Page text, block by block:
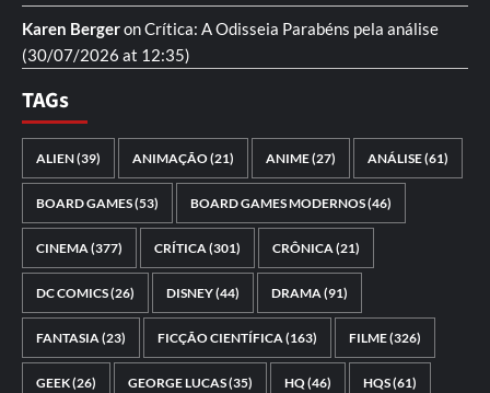
Karen BergeronCrítica: A Odisseia Parabéns pela análise
(30/07/2026 at 12:35)
TAGs
ALIEN(39) ANIMAÇÃO(21) ANIME(27) ANÁLISE(61)
BOARD GAMES(53) BOARD GAMES MODERNOS(46)
CINEMA(377) CRÍTICA(301) CRÔNICA(21)
DC COMICS(26) DISNEY(44) DRAMA(91)
FANTASIA(23) FICÇÃO CIENTÍFICA(163) FILME(326)
GEEK(26) GEORGE LUCAS(35) HQ(46) HQS(61)